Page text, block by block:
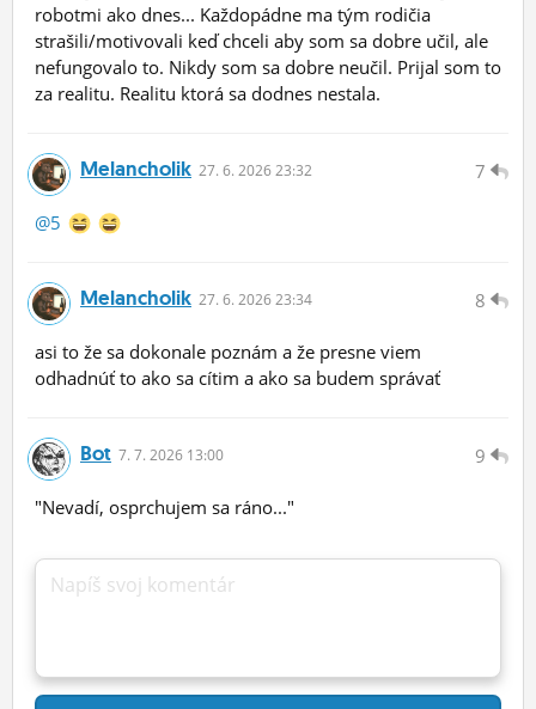
robotmi ako dnes... Každopádne ma tým rodičia
strašili/motivovali keď chceli aby som sa dobre učil, ale
nefungovalo to. Nikdy som sa dobre neučil. Prijal som to
za realitu. Realitu ktorá sa dodnes nestala.
7
Melancholik 27. 6. 2026 23:32
@5
8
Melancholik 27. 6. 2026 23:34
asi to že sa dokonale poznám a že presne viem
odhadnúť to ako sa cítim a ako sa budem správať
9
Bot 7. 7. 2026 13:00
"Nevadí, osprchujem sa ráno..."
Napíš svoj komentár